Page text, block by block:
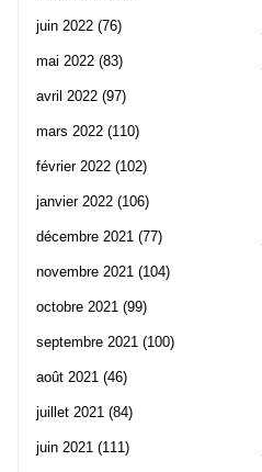
juin 2022 (76)
mai 2022 (83)
avril 2022 (97)
mars 2022 (110)
février 2022 (102)
janvier 2022 (106)
décembre 2021 (77)
novembre 2021 (104)
octobre 2021 (99)
septembre 2021 (100)
août 2021 (46)
juillet 2021 (84)
juin 2021 (111)